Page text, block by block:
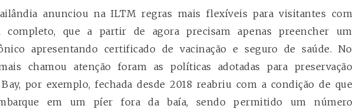
anunciou na ILTM regras mais flexíveis para visitantes com
completo, que a partir de agora precisam apenas preencher um
apresentando certificado de vacinação e seguro de saúde. No
chamou atenção foram as políticas adotadas para preservação
por exemplo, fechada desde 2018 reabriu com a condição de que
em um píer fora da baía, sendo permitido um número